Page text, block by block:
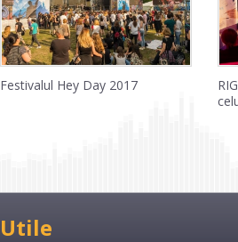
Festivalul Hey Day 2017
Utile